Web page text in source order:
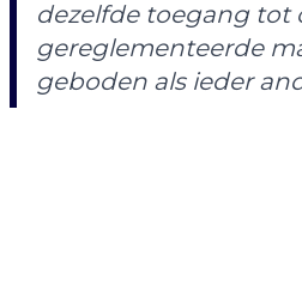
dezelfde toegang tot
gereglementeerde
geboden als ieder